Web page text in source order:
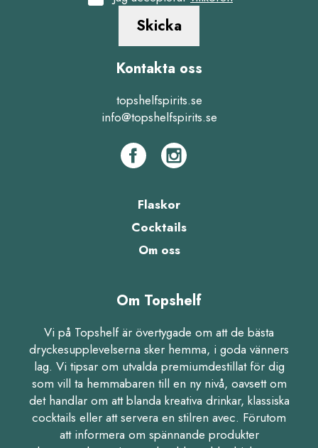
Skicka
Kontakta oss
topshelfspirits.se
info@topshelfspirits.se
Flaskor
Cocktails
Om oss
Om Topshelf
Vi på Topshelf är övertygade om att de bästa
dryckesupplevelserna sker hemma, i goda vänners
lag. Vi tipsar om utvalda premiumdestillat för dig
som vill ta hemmabaren till en ny nivå, oavsett om
det handlar om att blanda kreativa drinkar, klassiska
cocktails eller att servera en stilren avec. Förutom
att informera om spännande produkter